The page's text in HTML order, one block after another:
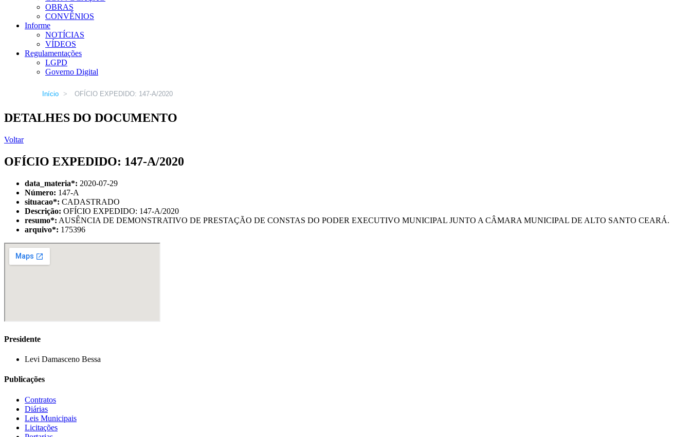
OBRAS
CONVÊNIOS
Informe
NOTÍCIAS
VÍDEOS
Regulamentações
LGPD
Governo Digital
Início > OFÍCIO EXPEDIDO: 147-A/2020
DETALHES DO DOCUMENTO
Voltar
OFÍCIO EXPEDIDO: 147-A/2020
data_materia*: 2020-07-29
Número: 147-A
situacao*: CADASTRADO
Descrição: OFÍCIO EXPEDIDO: 147-A/2020
resumo*: AUSÊNCIA DE DEMONSTRATIVO DE PRESTAÇÃO DE CONSTAS DO PODER EXECUTIVO MUNICIPAL JUNTO A CÂMARA MUNICIPAL DE ALTO SANTO CEARÁ.
arquivo*: 175396
Presidente
Levi Damasceno Bessa
Publicações
Contratos
Diárias
Leis Municipais
Licitações